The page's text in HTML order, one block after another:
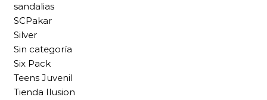
sandalias
SCPakar
Silver
Sin categoría
Six Pack
Teens Juvenil
Tienda Ilusion